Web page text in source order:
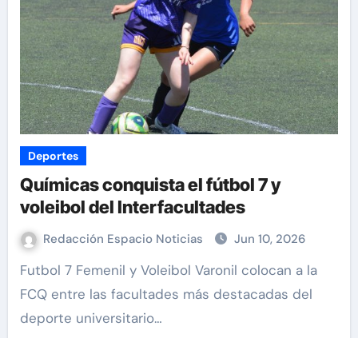
Deportes
Químicas conquista el fútbol 7 y
voleibol del Interfacultades
Redacción Espacio Noticias Jun 10, 2026
Futbol 7 Femenil y Voleibol Varonil colocan a la
FCQ entre las facultades más destacadas del
deporte universitario…